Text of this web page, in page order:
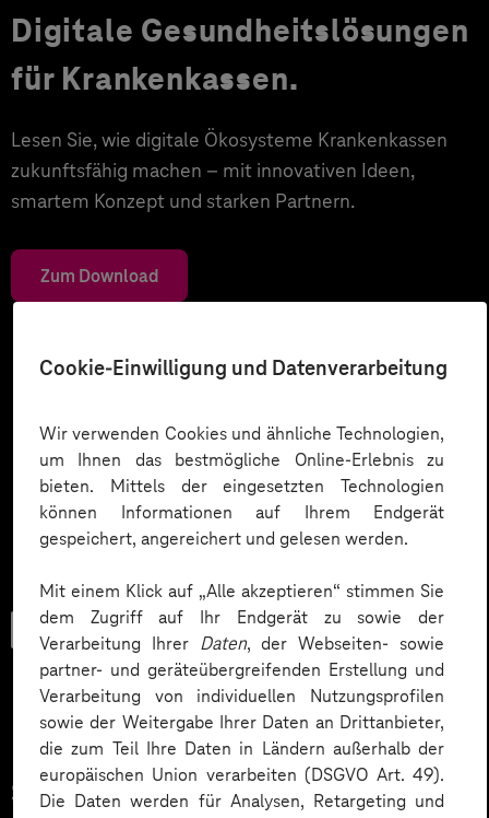
Cookie-Einwilligung und Datenverarbeitung
Wir verwenden Cookies und ähnliche Technologien,
um Ihnen das bestmögliche Online-Erlebnis zu
bieten. Mittels der eingesetzten Technologien
können Informationen auf Ihrem Endgerät
gespeichert, angereichert und gelesen werden.
Mit einem Klick auf „Alle akzeptieren“ stimmen Sie
dem Zugriff auf Ihr Endgerät zu sowie der
Verarbeitung Ihrer Daten, der Webseiten- sowie
partner- und geräteübergreifenden Erstellung und
Verarbeitung von individuellen Nutzungsprofilen
sowie der Weitergabe Ihrer Daten an Drittanbieter,
die zum Teil Ihre Daten in Ländern außerhalb der
europäischen Union verarbeiten (DSGVO Art. 49).
Die Daten werden für Analysen, Retargeting und
Digitale Gesundheitslösungen
für Krankenkassen.
Lesen Sie, wie digitale Ökosysteme Krankenkassen
zukunftsfähig machen – mit innovativen Ideen,
smartem Konzept und starken Partnern.
Zum Download
Trendbook
Innovationen und KI im
Service.